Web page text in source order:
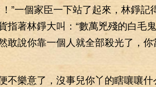
一個家臣一下站了起來，林錚記
指著林錚大叫：“數萬兇殘的白毛
敢說你靠一個人就全部殺光了，
樂意了，沒事兒你丫的瞎嚷嚷什